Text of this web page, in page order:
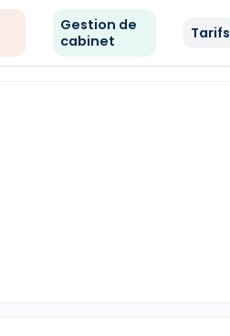
Gestion de
cabinet
Tarifs